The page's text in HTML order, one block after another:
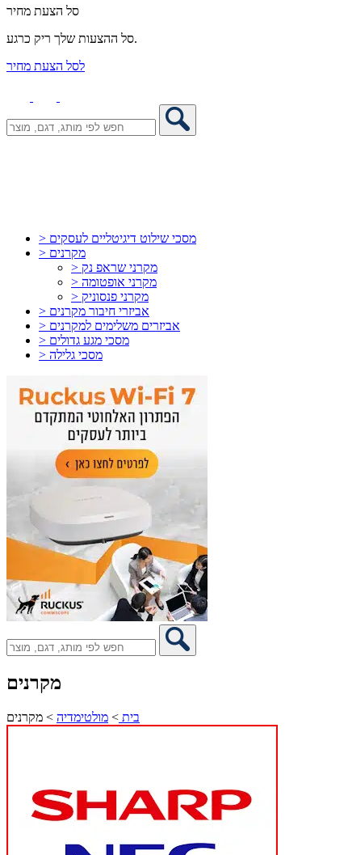
סל הצעת מחיר
סל ההצעות שלך ריק כרגע.
לסל הצעת מחיר
> מסכי שילוט דיגיטליים לעסקים
> מקרנים
> מקרני שראפ נק
> מקרני אופטומה
> מקרני פנסוניק
> אביזרי חיבור מקרנים
> אביזרים משלימים למקרנים
> מסכי מגע גדולים
> מסכי גלילה
מקרנים
בית > מולטימדיה > מקרנים